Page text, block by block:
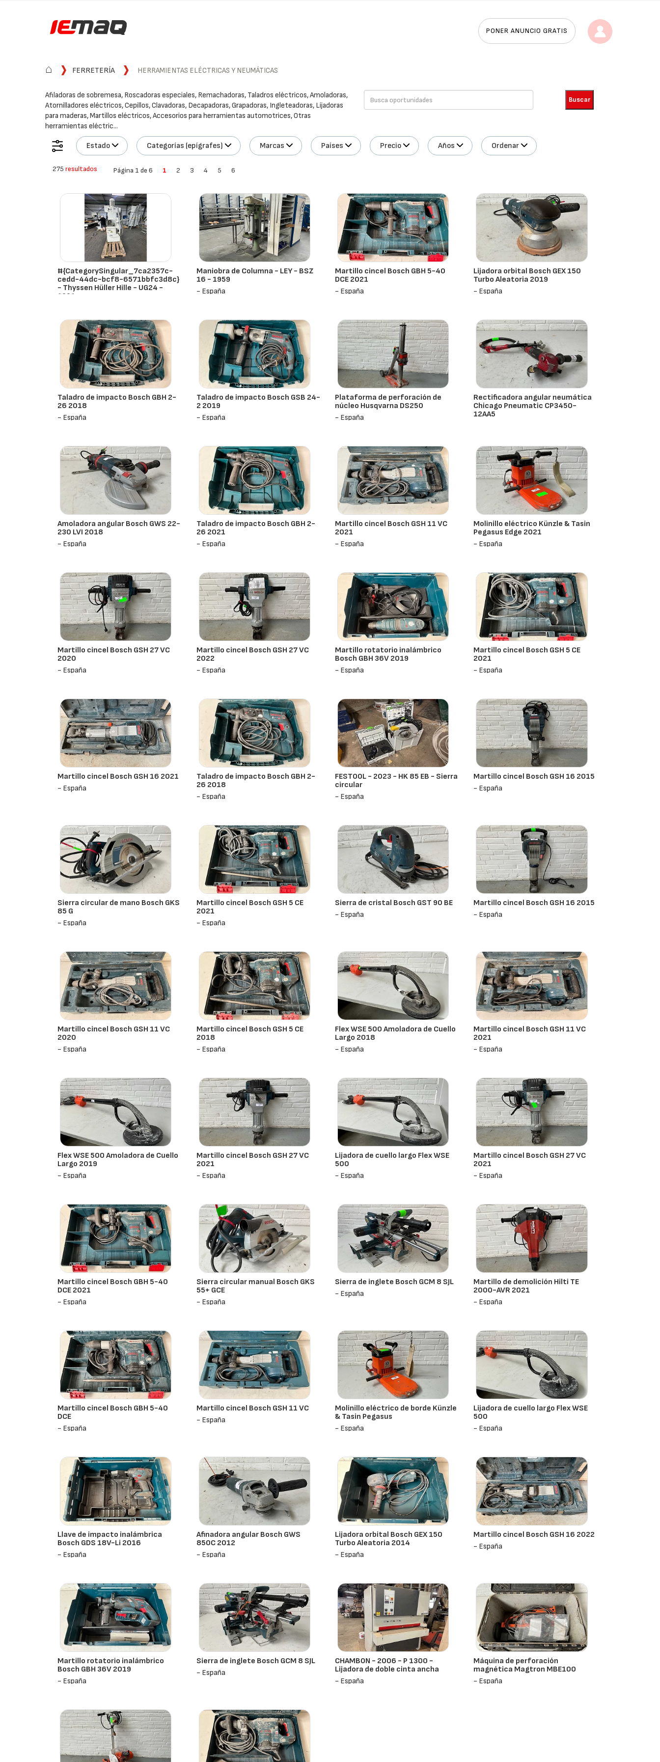
PONER ANUNCIO GRATIS
⌂ FERRETERÍA HERRAMIENTAS ELÉCTRICAS Y NEUMÁTICAS
Afiladoras de sobremesa, Roscadoras especiales, Remachadoras, Taladros eléctricos, Amoladoras,
Atornilladores eléctricos, Cepillos, Clavadoras, Decapadoras, Grapadoras, Ingleteadoras, Lijadoras
para maderas, Martillos eléctricos, Accesorios para herramientas automotrices, Otras
herramientas eléctric...
Estado Categorías (epígrafes) Marcas Países Precio Años Ordenar
275 resultados Página 1 de 6 1 2 3 4 5 6
#{CategorySingular_7ca2357c-
cedd-44dc-bcf8-6571bbfc3d8c}
- Thyssen Hüller Hille - UG24 -
1991
Maniobra de Columna - LEY - BSZ
16 - 1959
- España
Martillo cincel Bosch GBH 5-40
DCE 2021
- España
Lijadora orbital Bosch GEX 150
Turbo Aleatoria 2019
- España
Taladro de impacto Bosch GBH 2-
26 2018
- España
Taladro de impacto Bosch GSB 24-
2 2019
- España
Plataforma de perforación de
núcleo Husqvarna DS250
- España
Rectificadora angular neumática
Chicago Pneumatic CP3450-
12AA5
Amoladora angular Bosch GWS 22-
230 LVI 2018
- España
Taladro de impacto Bosch GBH 2-
26 2021
- España
Martillo cincel Bosch GSH 11 VC
2021
- España
Molinillo eléctrico Künzle & Tasin
Pegasus Edge 2021
- España
Martillo cincel Bosch GSH 27 VC
2020
- España
Martillo cincel Bosch GSH 27 VC
2022
- España
Martillo rotatorio inalámbrico
Bosch GBH 36V 2019
- España
Martillo cincel Bosch GSH 5 CE
2021
- España
Martillo cincel Bosch GSH 16 2021
- España
Taladro de impacto Bosch GBH 2-
26 2018
- España
FESTOOL - 2023 - HK 85 EB - Sierra
circular
- España
Martillo cincel Bosch GSH 16 2015
- España
Sierra circular de mano Bosch GKS
85 G
- España
Martillo cincel Bosch GSH 5 CE
2021
- España
Sierra de cristal Bosch GST 90 BE
- España
Martillo cincel Bosch GSH 16 2015
- España
Martillo cincel Bosch GSH 11 VC
2020
- España
Martillo cincel Bosch GSH 5 CE
2018
- España
Flex WSE 500 Amoladora de Cuello
Largo 2018
- España
Martillo cincel Bosch GSH 11 VC
2021
- España
Flex WSE 500 Amoladora de Cuello
Largo 2019
- España
Martillo cincel Bosch GSH 27 VC
2021
- España
Lijadora de cuello largo Flex WSE
500
- España
Martillo cincel Bosch GSH 27 VC
2021
- España
Martillo cincel Bosch GBH 5-40
DCE 2021
- España
Sierra circular manual Bosch GKS
55+ GCE
- España
Sierra de inglete Bosch GCM 8 SJL
- España
Martillo de demolición Hilti TE
2000-AVR 2021
- España
Martillo cincel Bosch GBH 5-40
DCE
- España
Martillo cincel Bosch GSH 11 VC
- España
Molinillo eléctrico de borde Künzle
& Tasin Pegasus
- España
Lijadora de cuello largo Flex WSE
500
- España
Llave de impacto inalámbrica
Bosch GDS 18V-Li 2016
- España
Afinadora angular Bosch GWS
850C 2012
- España
Lijadora orbital Bosch GEX 150
Turbo Aleatoria 2014
- España
Martillo cincel Bosch GSH 16 2022
- España
Martillo rotatorio inalámbrico
Bosch GBH 36V 2019
- España
Sierra de inglete Bosch GCM 8 SJL
- España
CHAMBON - 2006 - P 1300 -
Lijadora de doble cinta ancha
- España
Máquina de perforación
magnética Magtron MBE100
- España